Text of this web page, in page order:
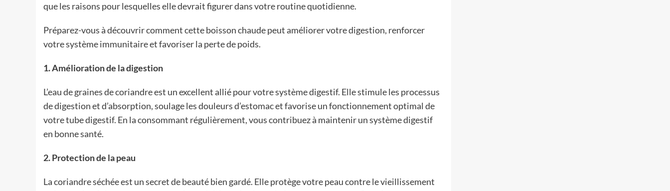
que les raisons pour lesquelles elle devrait figurer dans votre routine quotidienne.
Préparez-vous à découvrir comment cette boisson chaude peut améliorer votre digestion, renforcer
votre système immunitaire et favoriser la perte de poids.
1. Amélioration de la digestion
L’eau de graines de coriandre est un excellent allié pour votre système digestif. Elle stimule les processus
de digestion et d’absorption, soulage les douleurs d’estomac et favorise un fonctionnement optimal de
votre tube digestif. En la consommant régulièrement, vous contribuez à maintenir un système digestif
en bonne santé.
2. Protection de la peau
La coriandre séchée est un secret de beauté bien gardé. Elle protège votre peau contre le vieillissement